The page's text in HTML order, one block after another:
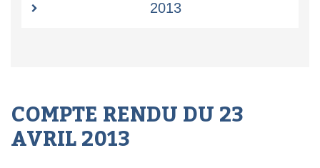
2013
COMPTE RENDU DU 23
AVRIL 2013